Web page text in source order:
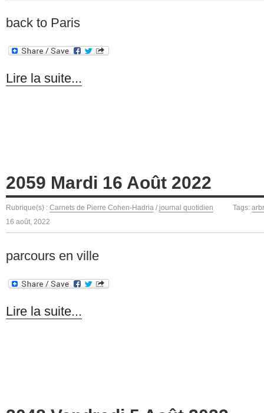
back to Paris
Lire la suite...
2059 Mardi 16 Août 2022
Rubrique(s) : Carnets de Pierre Cohen-Hadria / journal quotidien Tags:
16 août, 2022
parcours en ville
Lire la suite...